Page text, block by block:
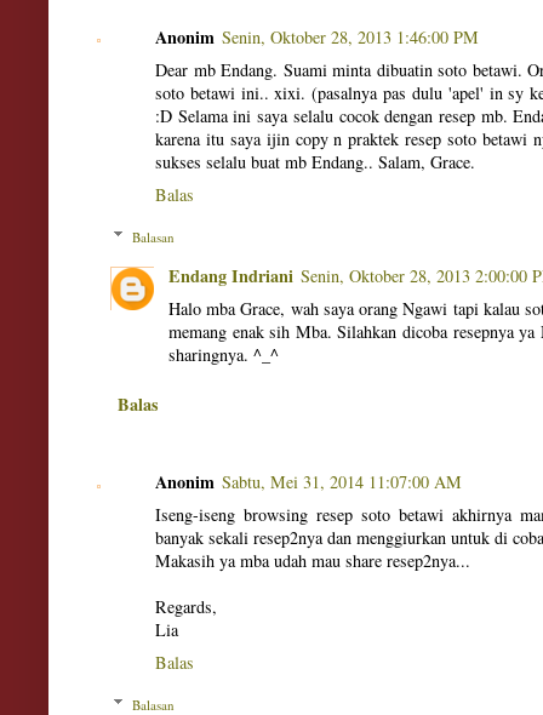
Anonim Senin, Oktober 28, 2013 1:46:00 PM
Dear mb Endang. Suami minta dibuatin soto betawi.
soto betawi ini.. xixi. (pasalnya pas dulu 'apel' in sy
:D Selama ini saya selalu cocok dengan resep mb.
karena itu saya ijin copy n praktek resep soto betawi
sukses selalu buat mb Endang.. Salam, Grace.
Balas
Balasan
Endang Indriani Senin, Oktober 28, 2013 2:00:00
Halo mba Grace, wah saya orang Ngawi tapi kalau
memang enak sih Mba. Silahkan dicoba resepnya
sharingnya. ^_^
Balas
Anonim Sabtu, Mei 31, 2014 11:07:00 AM
Iseng-iseng browsing resep soto betawi akhirnya
banyak sekali resep2nya dan menggiurkan untuk di
Makasih ya mba udah mau share resep2nya...
Regards,
Lia
Balas
Balasan